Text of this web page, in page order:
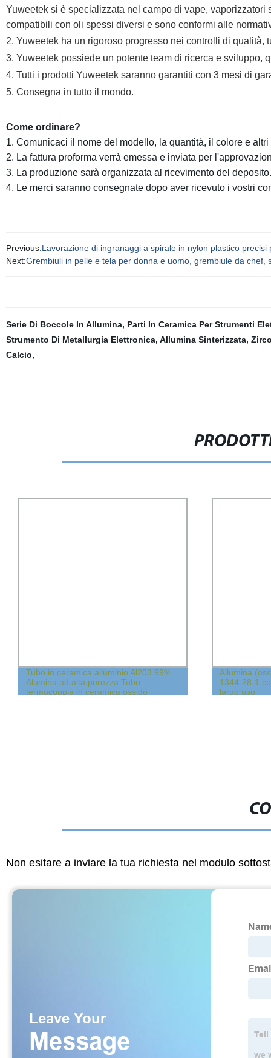
Yuweetek si è specializzata nel campo di vape,
compatibili con oli spessi diversi e sono conformi alle
2. Yuweetek ha un rigoroso progresso nei controlli di
3. Yuweetek possiede un potente team di ricerca e
4. Tutti i prodotti Yuweetek saranno garantiti con 3 mesi di
5. Consegna in tutto il mondo.
Come ordinare?
1. Comunicaci il nome del modello, la quantità, il colore e
2. La fattura proforma verrà emessa e inviata per
3. La produzione sarà organizzata al ricevimento del deposito.
4. Le merci saranno consegnate dopo aver ricevuto i vostri
Previous:Lavorazione di ingranaggi a spirale in nylon plastico
Next:Grembiuli in pelle e tela per donna e uomo, grembiule da
Serie Di Boccole In Allumina, Parti In Ceramica Per Strumenti
Strumento Di Metallurgia Elettronica, Allumina Sinterizzata,
Calcio,
Tubo in ceramica alluminio Al203 99%
Alumina ad alta purezza Tubo
termocoppia in ceramica ossido
Allumina
1344-28-1
largo uso
Non esitare a inviare la tua richiesta nel modulo